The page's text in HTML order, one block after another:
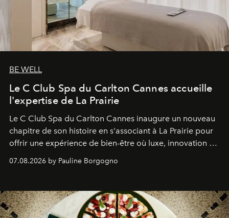
BE WELL
Le C Club Spa du Carlton Cannes accueille
l'expertise de La Prairie
Le C Club Spa du Carlton Cannes inaugure un nouveau
chapitre de son histoire en s'associant à La Prairie pour
offrir une expérience de bien-être où luxe, innovation et
expertise se rencontrent.
07.08.2026 by Pauline Borgogno